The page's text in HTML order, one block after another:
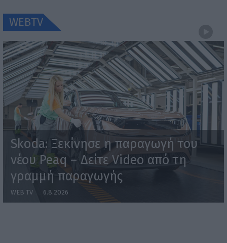
WEBTV
Skoda: Ξεκίνησε η παραγωγή του
νέου Peaq – Δείτε Video από τη
γραμμή παραγωγής
WEB TV 6.8.2026